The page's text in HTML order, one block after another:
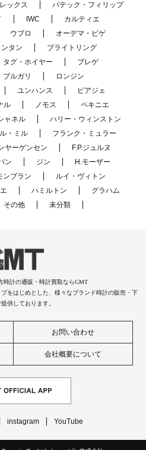
ックス
パテック・フィリップ
IWC
カルティエ
ウブロ
オーデマ・ピゲ
タン
ブライトリング
タグ・ホイヤー
ブレゲ
ブルガリ
ロンジン
ユンハンス
ピアジェ
ル
ノモス
ペキニエ
ャネル
ハリー・ウィンストン
・ミル
フランク・ミュラー
ヤーゲンセン
F.P.ジュルヌ
ン ジン
H.モーザー
ンブラン
ルイ・ヴィトン
ハミルトン
グラハム
その他 未分類
時計の通販・時計買取ならGMT
をはじめとした、様々なブランド時計の販売・下
供しております。
お問い合わせ
会社概要について
instagram YouTube